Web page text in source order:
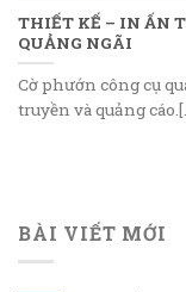
THIẾT KẾ – IN ẤN
QUẢNG NGÃI
Cờ phướn công cụ
truyền và quảng
BÀI VIẾT MỚI